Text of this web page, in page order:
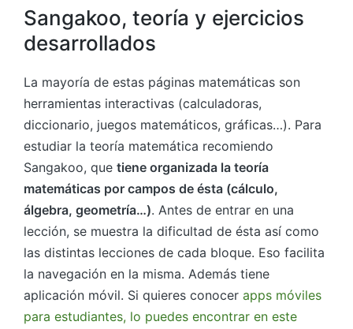
Sangakoo, teoría y ejercicios
desarrollados
La mayoría de estas páginas matemáticas son
herramientas interactivas (calculadoras,
diccionario, juegos matemáticos, gráficas…). Para
estudiar la teoría matemática recomiendo
Sangakoo, que tiene organizada la teoría
matemáticas por campos de ésta (cálculo,
álgebra, geometría…). Antes de entrar en una
lección, se muestra la dificultad de ésta así como
las distintas lecciones de cada bloque. Eso facilita
la navegación en la misma. Además tiene
aplicación móvil. Si quieres conocer apps móviles
para estudiantes, lo puedes encontrar en este